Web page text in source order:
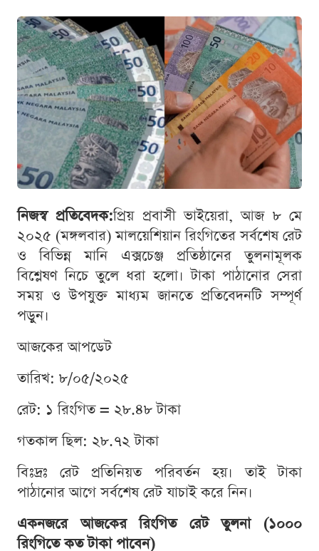
নিজস্ব প্রতিবেদক:প্রিয় প্রবাসী ভাইয়েরা, আজ ৮ মে
২০২৫ (মঙ্গলবার) মালয়েশিয়ান রিংগিতের সর্বশেষ রেট
ও বিভিন্ন মানি এক্সচেঞ্জ প্রতিষ্ঠানের তুলনামূলক
বিশ্লেষণ নিচে তুলে ধরা হলো। টাকা পাঠানোর সেরা
সময় ও উপযুক্ত মাধ্যম জানতে প্রতিবেদনটি সম্পূর্ণ
পড়ুন।
আজকের আপডেট
তারিখ: ৮/০৫/২০২৫
রেট: ১ রিংগিত = ২৮.৪৮ টাকা
গতকাল ছিল: ২৮.৭২ টাকা
বিঃদ্রঃ রেট প্রতিনিয়ত পরিবর্তন হয়। তাই টাকা
পাঠানোর আগে সর্বশেষ রেট যাচাই করে নিন।
একনজরে আজকের রিংগিত রেট তুলনা (১০০০
রিংগিতে কত টাকা পাবেন)